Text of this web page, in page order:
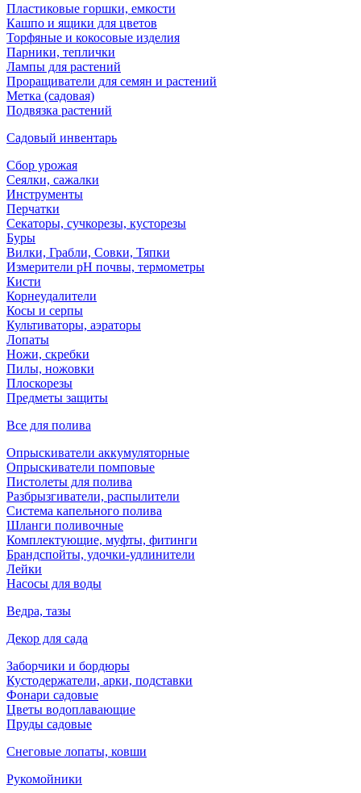
Пластиковые горшки, емкости
Кашпо и ящики для цветов
Торфяные и кокосовые изделия
Парники, теплички
Лампы для растений
Проращиватели для семян и растений
Метка (садовая)
Подвязка растений
Садовый инвентарь
Сбор урожая
Сеялки, сажалки
Инструменты
Перчатки
Секаторы, сучкорезы, кусторезы
Буры
Вилки, Грабли, Совки, Тяпки
Измерители pH почвы, термометры
Кисти
Корнеудалители
Косы и серпы
Культиваторы, аэраторы
Лопаты
Ножи, скребки
Пилы, ножовки
Плоскорезы
Предметы защиты
Все для полива
Опрыскиватели аккумуляторные
Опрыскиватели помповые
Пистолеты для полива
Разбрызгиватели, распылители
Система капельного полива
Шланги поливочные
Комплектующие, муфты, фитинги
Брандспойты, удочки-удлинители
Лейки
Насосы для воды
Ведра, тазы
Декор для сада
Заборчики и бордюры
Кустодержатели, арки, подставки
Фонари садовые
Цветы водоплавающие
Пруды садовые
Снеговые лопаты, ковши
Рукомойники